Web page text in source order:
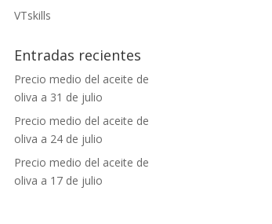
VTskills
Entradas recientes
Precio medio del aceite de
oliva a 31 de julio
Precio medio del aceite de
oliva a 24 de julio
Precio medio del aceite de
oliva a 17 de julio